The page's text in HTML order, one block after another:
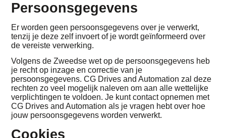
Persoonsgegevens
Er worden geen persoonsgegevens over je verwerkt,
tenzij je deze zelf invoert of je wordt geïnformeerd over
de vereiste verwerking.
Volgens de Zweedse wet op de persoonsgegevens heb
je recht op inzage en correctie van je
persoonsgegevens. CG Drives and Automation zal deze
rechten zo veel mogelijk naleven om aan alle wettelijke
verplichtingen te voldoen. Je kunt contact opnemen met
CG Drives and Automation als je vragen hebt over hoe
jouw persoonsgegevens worden verwerkt.
Cookies